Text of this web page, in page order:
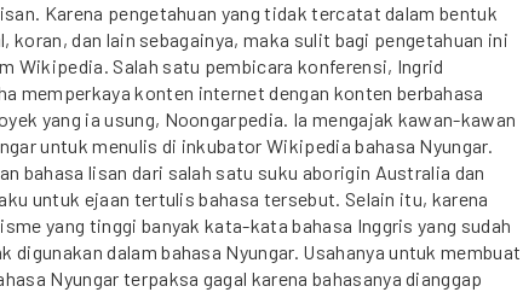
Karena pengetahuan yang tidak tercatat dalam bentuk
koran, dan lain sebagainya, maka sulit bagi pengetahuan ini
Wikipedia. Salah satu pembicara konferensi, Ingrid
memperkaya konten internet dengan konten berbahasa
yang ia usung, Noongarpedia. Ia mengajak kawan-kawan
untuk menulis di inkubator Wikipedia bahasa Nyungar.
bahasa lisan dari salah satu suku aborigin Australia dan
untuk ejaan tertulis bahasa tersebut. Selain itu, karena
yang tinggi banyak kata-kata bahasa Inggris yang sudah
digunakan dalam bahasa Nyungar. Usahanya untuk membuat
Nyungar terpaksa gagal karena bahasanya dianggap